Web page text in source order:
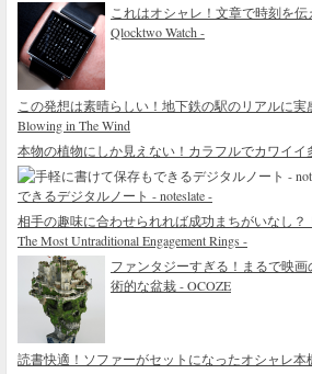
これはオシャレ！文章で時刻を
Qlocktwo Watch -
この発想は素晴らしい！地下鉄の駅のリアルに
Blowing in The Wind
本物の植物にしか見えない！カラフルでカワイ
できるデジタルノート - noteslate -
相手の趣味に合わせられれば成功まちがいなし
The Most Untraditional Engagement Rings -
ファンタジーすぎる！まるで映
術的な盆栽 - OCOZE
読書快適！ソファーがセットになったオシャレ本